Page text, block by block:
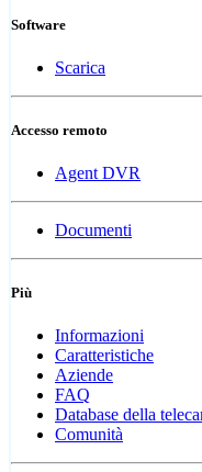
Software
Scarica
Accesso remoto
Agent DVR
Documenti
Più
Informazioni
Caratteristiche
Aziende
FAQ
Database della
Comunità